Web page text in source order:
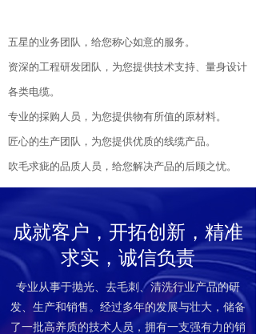
五星的业务团队，给您称心如意的服务。
资深的工程研发团队，为您提供技术支持、量身设计
各类电缆。
专业的採购人员，为您提供物有所值的原材料。
匠心的生产团队，为您提供优质的线缆产品。
吹毛求疵的品质人员，给您解决产品的后顾之忧。
成就客户，开拓创新，精准
求实，诚信负责
专业从事于抛光、去毛刺、清洗行业产品的研
发、生产和销售。经过多年的发展与壮大，储备
了一批高养质的技术人员，拥有一支强有力的销